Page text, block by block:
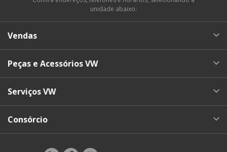
unidade abaixo:
Vendas
Peças e Acessórios VW
Serviços VW
Consórcio